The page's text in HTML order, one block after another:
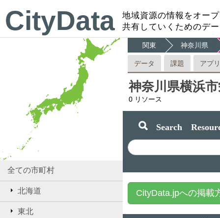
CityData
地域資源の情報をオー
共有していくためのデ
全ての市町村
北海道
東北
関東 神奈川県
データ 課題 アプリ
神奈川県横浜
0 リソース
Search
CityData.jpへの掲載